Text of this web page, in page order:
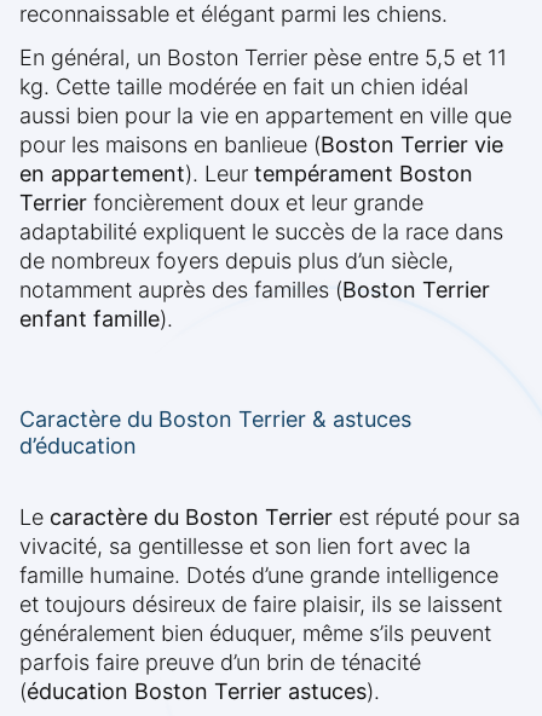
reconnaissable et élégant parmi les chiens.
En général, un Boston Terrier pèse entre 5,5 et 11
kg. Cette taille modérée en fait un chien idéal
aussi bien pour la vie en appartement en ville que
pour les maisons en banlieue (Boston Terrier vie
en appartement). Leur tempérament Boston
Terrier foncièrement doux et leur grande
adaptabilité expliquent le succès de la race dans
de nombreux foyers depuis plus d’un siècle,
notamment auprès des familles (Boston Terrier
enfant famille).
Caractère du Boston Terrier & astuces
d’éducation
Le caractère du Boston Terrier est réputé pour sa
vivacité, sa gentillesse et son lien fort avec la
famille humaine. Dotés d’une grande intelligence
et toujours désireux de faire plaisir, ils se laissent
généralement bien éduquer, même s’ils peuvent
parfois faire preuve d’un brin de ténacité
(éducation Boston Terrier astuces).